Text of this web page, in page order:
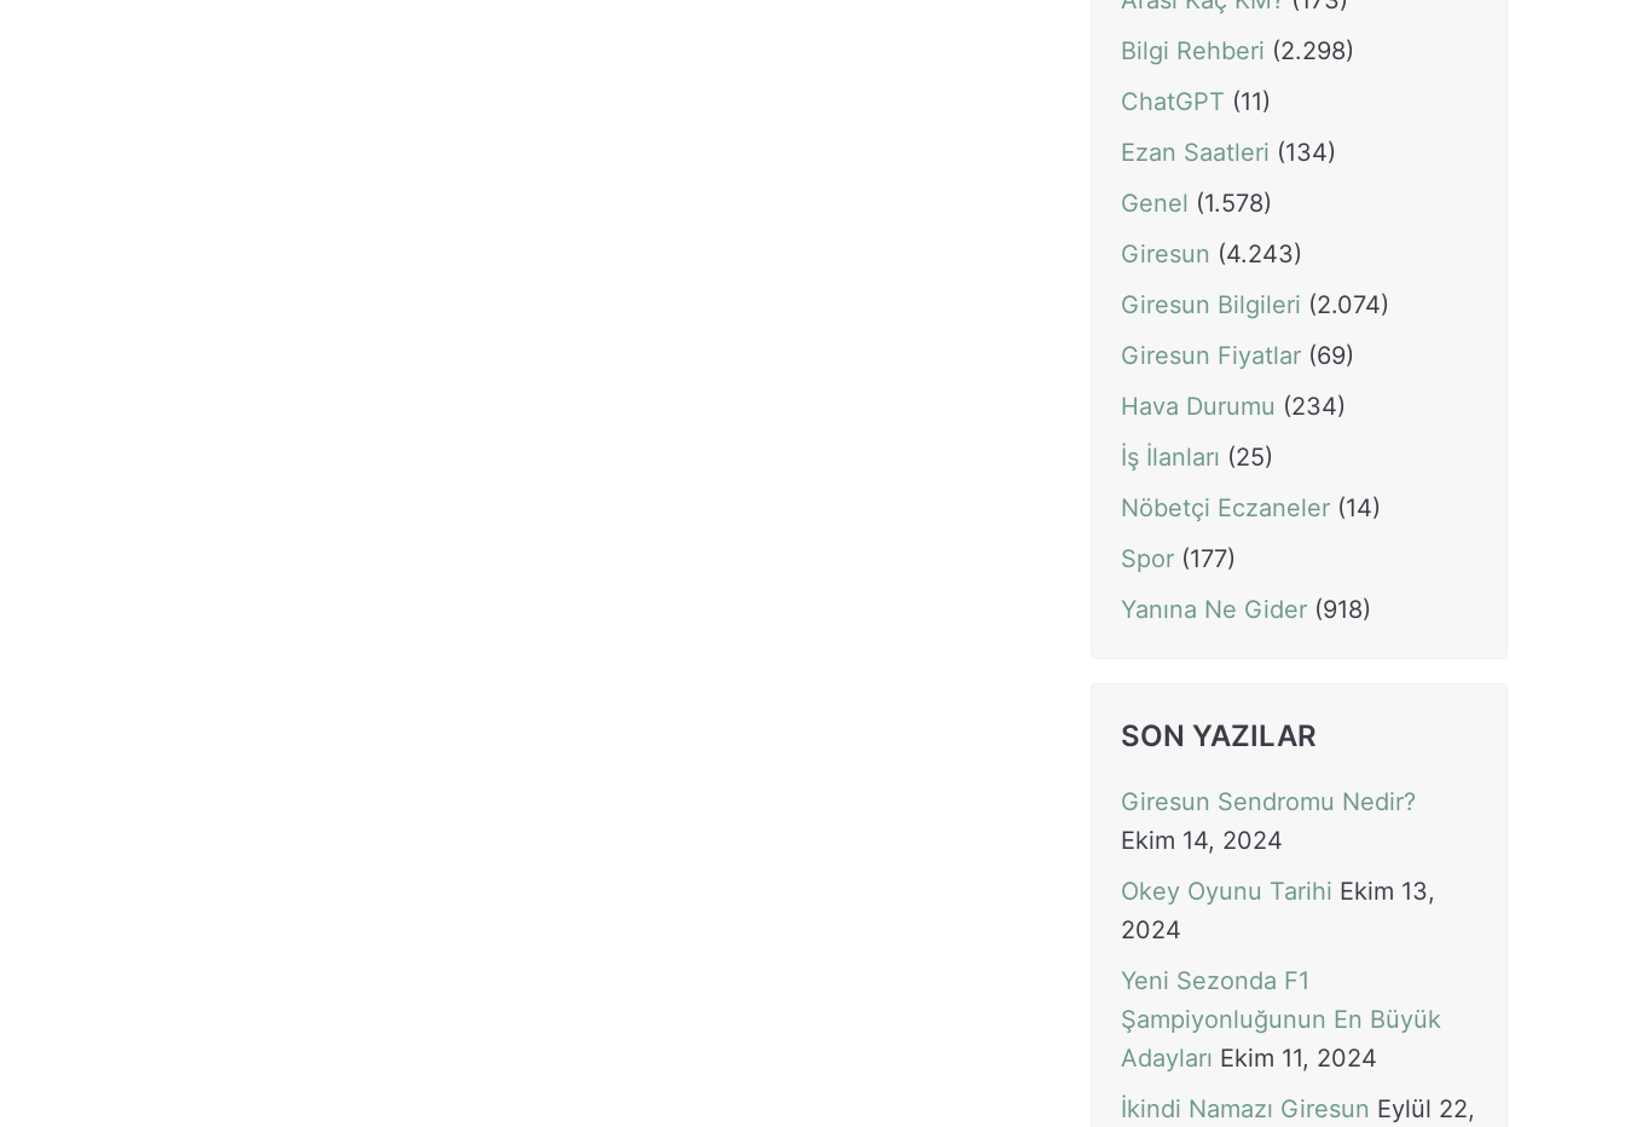
Bilgi Rehberi (2.298)
ChatGPT (11)
Ezan Saatleri (134)
Genel (1.578)
Giresun (4.243)
Giresun Bilgileri (2.074)
Giresun Fiyatlar (69)
Hava Durumu (234)
İş İlanları (25)
Nöbetçi Eczaneler (14)
Spor (177)
Yanına Ne Gider (918)
SON YAZILAR
Giresun Sendromu Nedir?
Ekim 14, 2024
Okey Oyunu Tarihi Ekim 13,
2024
Yeni Sezonda F1
Şampiyonluğunun En Büyük
Adayları Ekim 11, 2024
İkindi Namazı Giresun Eylül 22,